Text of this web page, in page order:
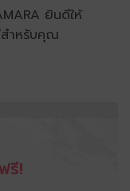
ยินดีให้
ำหรับคุณ
รี!